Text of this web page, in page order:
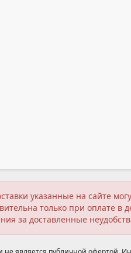
указанные на сайте
только при оплате
за доставленные